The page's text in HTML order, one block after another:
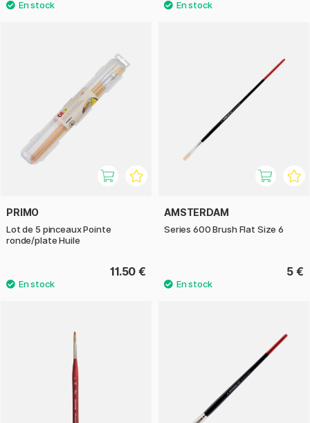
PRIMO
Lot de 5 pinceaux Pointe
ronde/plate Huile
11.50 €
AMSTERDAM
Series 600 Brush Flat Size 6
5 €